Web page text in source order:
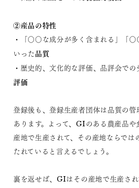
②産品の特性
・「〇〇な成分が多く含まれる」「〇
いった品質
・歴史的、文化的な評価、品評会での
評価
登録後も、登録生産者団体は品質の管
あります。よって、GIのある農産品
産地で生産されて、その産地ならでは
たれていると言えるでしょう。
裏を返せば、GIはその産地で生産さ